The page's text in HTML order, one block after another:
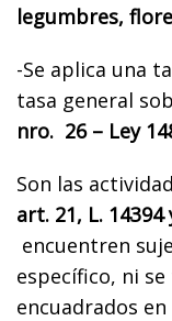
legumbres,
-Se aplica una
tasa general
nro. 26 – Ley
Son las
art. 21, L. 14394
encuentren
específico, ni
encuadrados